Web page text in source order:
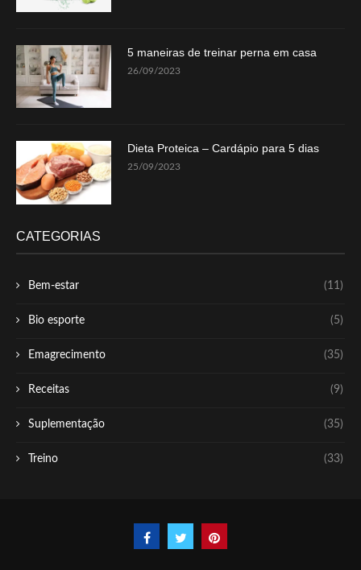
5 maneiras de treinar perna em casa
26/09/2023
Dieta Proteica – Cardápio para 5 dias
25/09/2023
CATEGORIAS
Bem-estar (11)
Bio esporte (5)
Emagrecimento (35)
Receitas (9)
Suplementação (35)
Treino (33)